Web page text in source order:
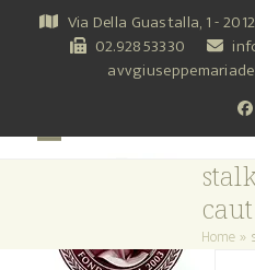
Via Della Guastalla, 1 -
02.92853330
Home »